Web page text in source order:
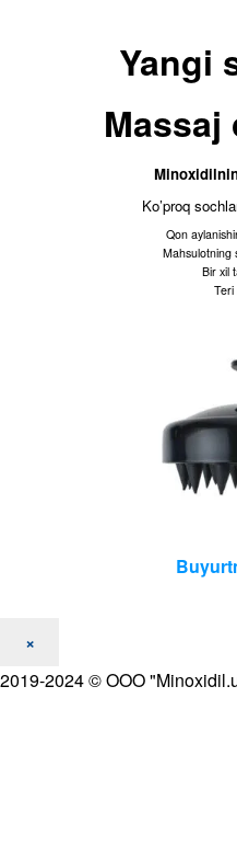
Yangi
Massaj
Ko’proq
Qon
Mahsulotning
Bir xil
Teri
×
2019-2024 © OOO